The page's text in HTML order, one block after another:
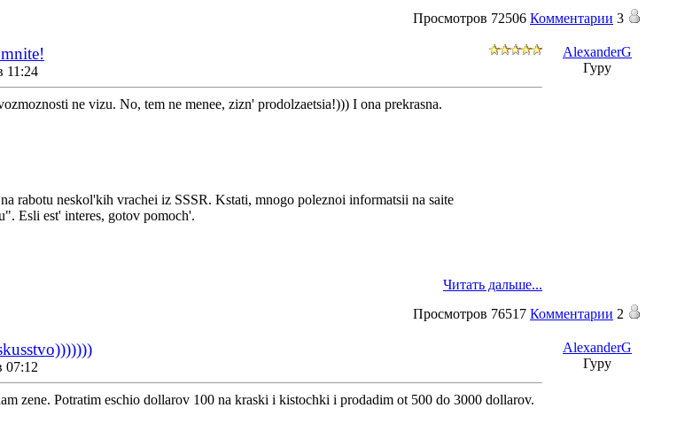
Просмотров 72506 Комментарии 3
11:24
ne vizu. No, tem ne menee, zizn' prodolzaetsia!))) I ona prekrasna.
rabotu neskol'kih vrachei iz SSSR. Kstati, mnogo poleznoi informatsii na saite
Esli est' interes, gotov pomoch'.
Читать дальше...
AlexanderG
Гуру
Просмотров 76517 Комментарии 2
07:12
zene. Potratim eschio dollarov 100 na kraski i kistochki i prodadim ot 500 do 3000 dollarov.
AlexanderG
Гуру